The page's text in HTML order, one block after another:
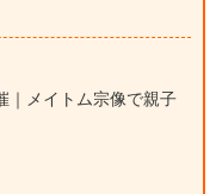
｜メイトム宗像で親子